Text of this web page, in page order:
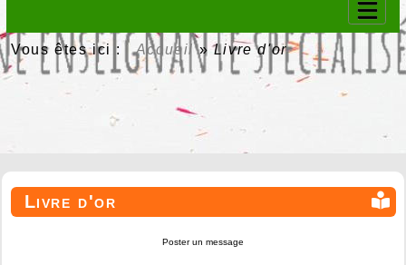
Vous êtes ici :Accueil»Livre d'or
Livre d'or
Poster un message